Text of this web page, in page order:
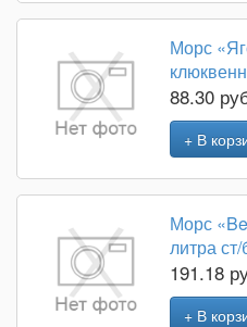
Морс
88.30
+ В
Морс
литра
191.18
+ В